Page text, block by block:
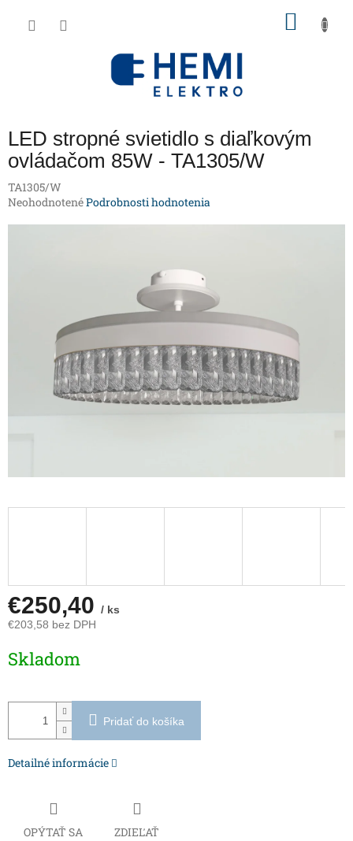
LED stropné svietidlo s diaľkovým
ovládačom 85W - TA1305/W
TA1305/W
Priemerné
NeohodnotenéPodrobnosti hodnotenia
€250,40 / ks
€203,58 bez DPH
cena:
Skladom
Pridať do košíka
Detailné informácie
OPÝTAŤ SA ZDIEĽAŤ